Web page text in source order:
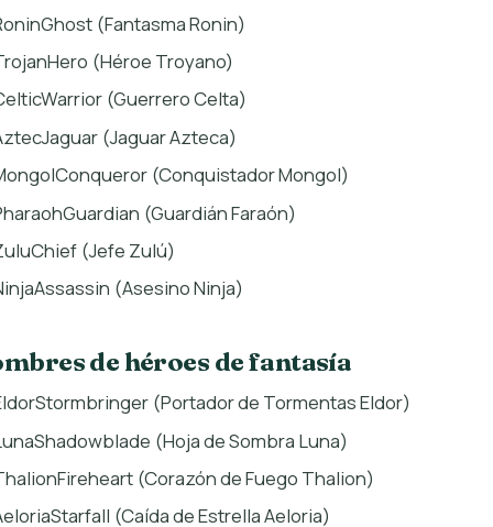
(Fantasma Ronin)
(Héroe Troyano)
(Guerrero Celta)
(Jaguar Azteca)
(Conquistador Mongol)
(Guardián Faraón)
(Jefe Zulú)
(Asesino Ninja)
de héroes de fantasía
(Portador de Tormentas Eldor)
(Hoja de Sombra Luna)
(Corazón de Fuego Thalion)
(Caída de Estrella Aeloria)